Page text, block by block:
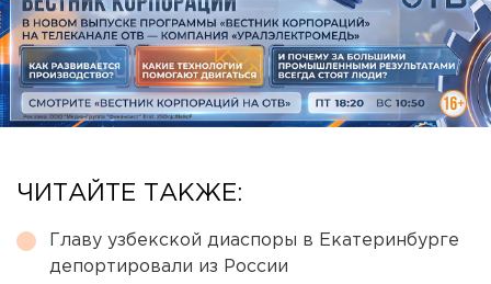
ЧИТАЙТЕ ТАКЖЕ:
Главу узбекской диаспоры в Екатеринбурге
депортировали из России